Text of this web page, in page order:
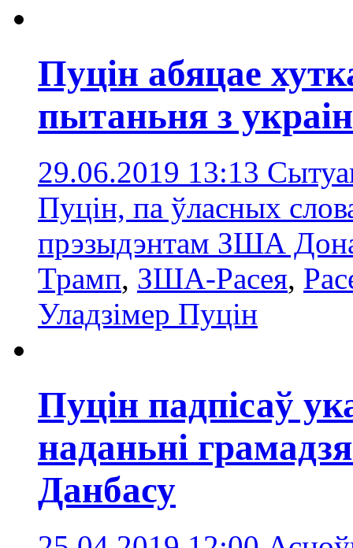
Пуцін абяцае
пытаньня з
29.06.2019 13:13
Пуцін, па ўласных
прэзыдэнтам ЗША
Трамп, ЗША-Расея,
Уладзімер Пуцін
Пуцін падпісаў
наданьні
Данбасу